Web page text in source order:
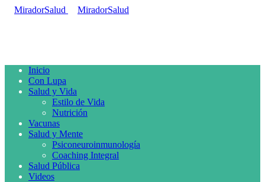
Inicio
Con Lupa
Salud y Vida
Estilo de Vida
Nutrición
Vacunas
Salud y Mente
Psiconeuroinmunología
Coaching Integral
Salud Pública
Videos